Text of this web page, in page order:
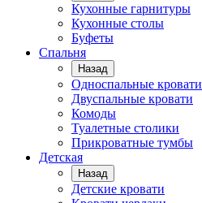
Кухонные гарнитуры
Кухонные столы
Буфеты
Спальня
Назад
Односпальные кровати
Двуспальные кровати
Комоды
Туалетные столики
Прикроватные тумбы
Детская
Назад
Детские кровати